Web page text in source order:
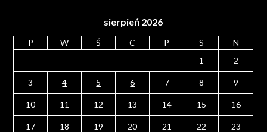
sierpień 2026
P W Ś C P S
N
1
2
3 4 5 6 7 8 9
10 11 12 13 14 15 16
17 18 19 20 21 22 23